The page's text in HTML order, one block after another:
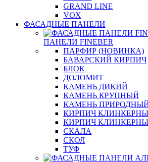
GRAND LINE
VOX
ФАСАДНЫЕ ПАНЕЛИ
ПАНЕЛИ FINEBER
ПАРФИР (НОВИНКА)
БАВАРСКИЙ КИРПИЧ
БЛОК
ДОЛОМИТ
КАМЕНЬ ДИКИЙ
КАМЕНЬ КРУПНЫЙ
КАМЕНЬ
КИРПИЧ
КИРПИЧ
СКАЛА
СКОЛ
ТУФ